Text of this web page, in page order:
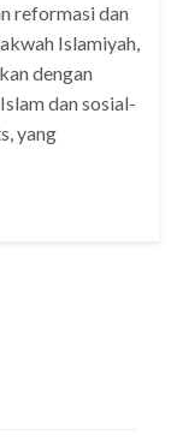
reformasi dan
Islamiyah,
dengan
dan sosial-
yang